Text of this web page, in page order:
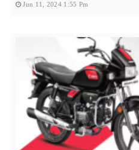
Jun 11, 2024 1:55 Pm